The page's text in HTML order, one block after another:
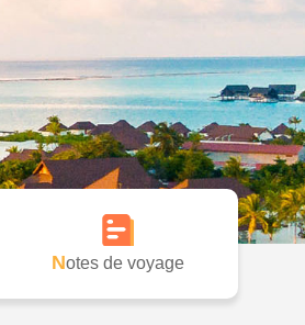
Notes de voyage